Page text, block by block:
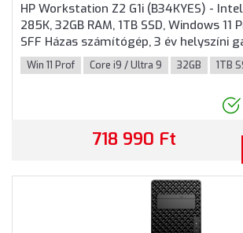
HP Workstation Z2 G1i (B34KYES) -
285K, 32GB RAM, 1TB SSD, Windows 11
SFF Házas számítógép, 3 év helyszíni
Win 11 Prof Core i9 / Ultra 9 32GB 1TB
718 990 Ft